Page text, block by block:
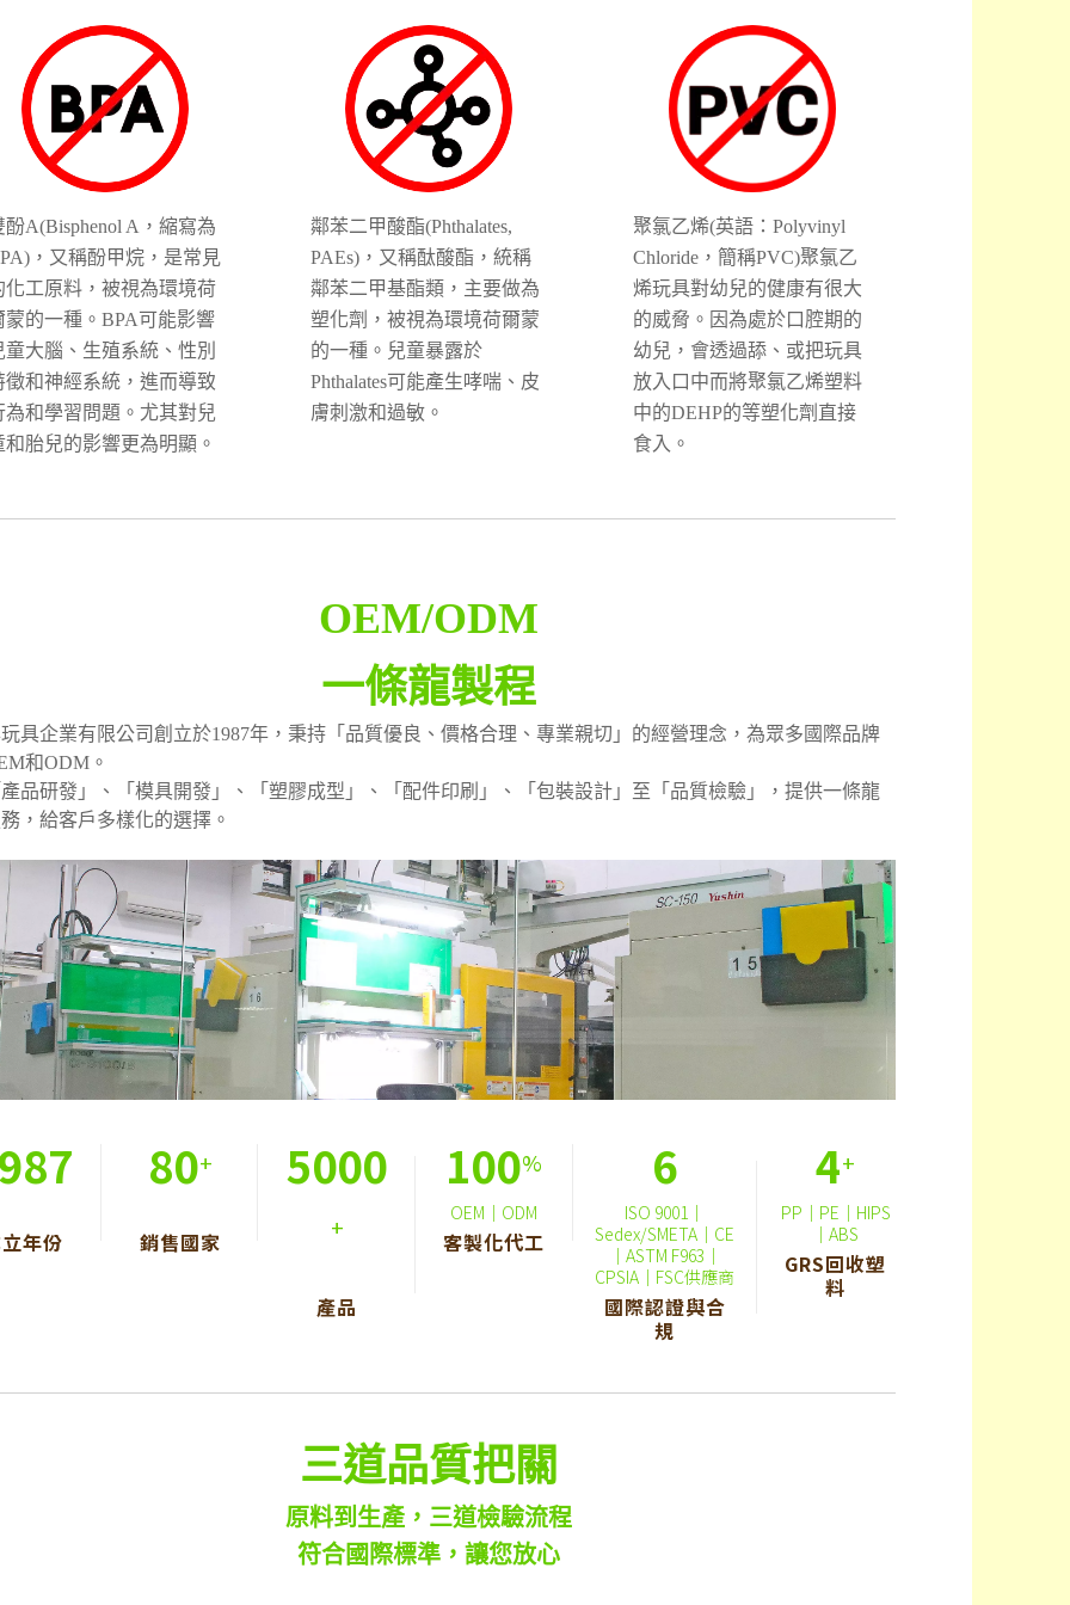
酚A(Bisphenol A，縮寫為
，又稱酚甲烷，是常見
化工原料，被視為環境荷
蒙的一種。BPA可能影響
童大腦、生殖系統、性別
徵和神經系統，進而導致
為和學習問題。尤其對兒
和胎兒的影響更為明顯。
鄰苯二甲酸酯(Phthalates,
PAEs)，又稱酞酸酯，統稱
鄰苯二甲基酯類，主要做為
塑化劑，被視為環境荷爾蒙
的一種。兒童暴露於
Phthalates可能產生哮喘、皮
膚刺激和過敏。
聚氯乙烯(英語：Polyvinyl
Chloride，簡稱PVC)聚氯乙
烯玩具對幼兒的健康有很大
的威脅。因為處於口腔期的
幼兒，會透過舔、或把玩具
放入口中而將聚氯乙烯塑料
中的DEHP的等塑化劑直接
食入。
OEM/ODM
一條龍製程
具企業有限公司創立於1987年，秉持「品質優良、價格合理、專業親切」的經營理念，為眾多國際品牌
和ODM。
品研發」、「模具開發」、「塑膠成型」、「配件印刷」、「包裝設計」至「品質檢驗」，提供一條龍
，給客戶多樣化的選擇。
年份
80+
銷售國家
5000
+
產品
100%
OEM｜ODM
客製化代工
6
ISO 9001｜
Sedex/SMETA｜CE
｜ASTM F963｜
CPSIA｜FSC供應商
國際認證與合
規
4+
PP｜PE｜HIPS
｜ABS
GRS回收塑
料
三道品質把關
原料到生產，三道檢驗流程
符合國際標準，讓您放心